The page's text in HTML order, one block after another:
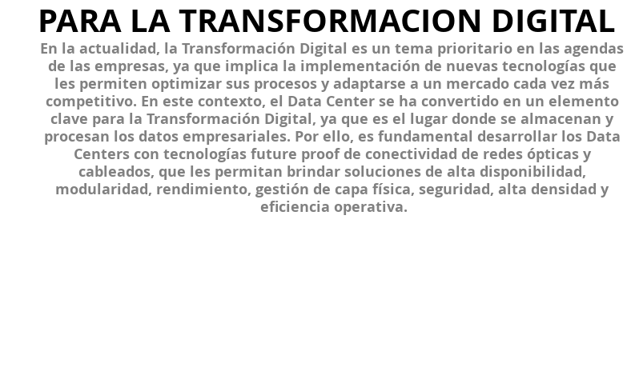
PARA LA TRANSFORMACION DIGITAL
En la actualidad, la Transformación Digital es un tema prioritario en las agendas
de las empresas, ya que implica la implementación de nuevas tecnologías que
les permiten optimizar sus procesos y adaptarse a un mercado cada vez más
competitivo. En este contexto, el Data Center se ha convertido en un elemento
clave para la Transformación Digital, ya que es el lugar donde se almacenan y
procesan los datos empresariales. Por ello, es fundamental desarrollar los Data
Centers con tecnologías future proof de conectividad de redes ópticas y
cableados, que les permitan brindar soluciones de alta disponibilidad,
modularidad, rendimiento, gestión de capa física, seguridad, alta densidad y
eficiencia operativa.